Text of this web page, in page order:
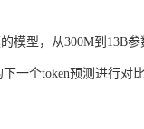
模型，从300M到13B参
一个token预测进行对